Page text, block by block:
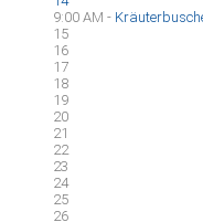
9:00 AM -
15
16
17
18
19
20
21
22
23
24
25
26